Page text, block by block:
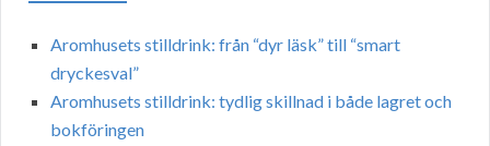
Aromhusets stilldrink: från “dyr läsk” till “smart
dryckesval”
Aromhusets stilldrink: tydlig skillnad i både lagret och
bokföringen